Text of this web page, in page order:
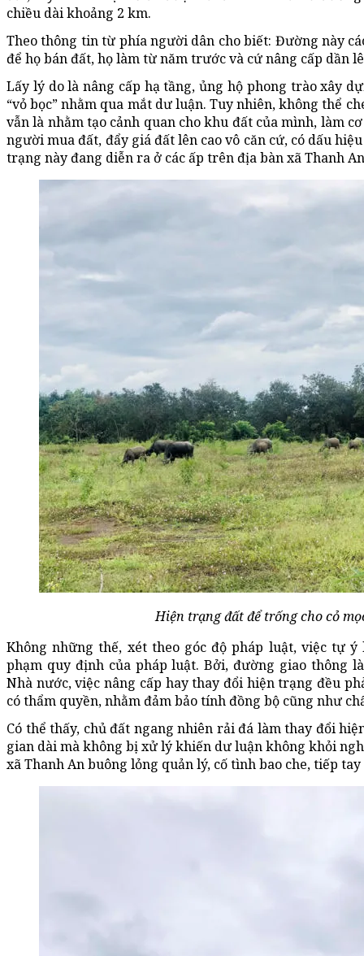
chiều dài khoảng 2 km.
Theo thông tin từ phía người dân cho biết: Đường này
để họ bán đất, họ làm từ năm trước và cứ nâng cấp dần
Lấy lý do là nâng cấp hạ tầng, ủng hộ phong trào xây
“vỏ bọc” nhằm qua mắt dư luận. Tuy nhiên, không thể
vẫn là nhằm tạo cảnh quan cho khu đất của mình, làm
người mua đất, đẩy giá đất lên cao vô căn cứ, có dấu
trạng này đang diễn ra ở các ấp trên địa bàn xã Thanh
Hiện trạng đất để trống cho cỏ
Không những thế, xét theo góc độ pháp luật, việc tự
phạm quy định của pháp luật. Bởi, đường giao thông
Nhà nước, việc nâng cấp hay thay đổi hiện trạng đều
có thẩm quyền, nhằm đảm bảo tính đồng bộ cũng như
Có thể thấy, chủ đất ngang nhiên rải đá làm thay đổi
gian dài mà không bị xử lý khiến dư luận không khỏi
xã Thanh An buông lỏng quản lý, cố tình bao che, tiếp tay